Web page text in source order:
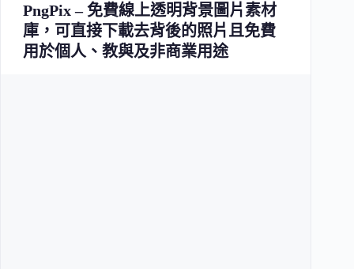
PngPix – 免費線上透明背景圖片素材
庫，可直接下載去背後的照片且免費
用於個人、教與及非商業用途